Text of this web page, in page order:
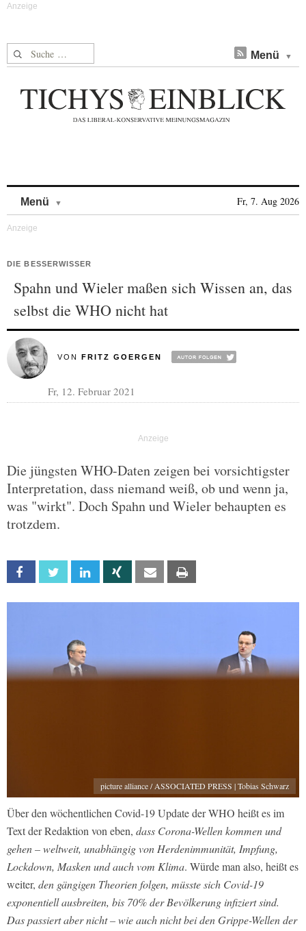
Suche nach: Menü
Menü Fr, 7. Aug 2026
DIE BESSERWISSER
Spahn und Wieler maßen sich Wissen an, das
selbst die WHO nicht hat
VON FRITZ GOERGEN
Fr, 12. Februar 2021
Die jüngsten WHO-Daten zeigen bei vorsichtigster
Interpretation, dass niemand weiß, ob und wenn ja,
was "wirkt". Doch Spahn und Wieler behaupten es
trotzdem.
Facebook Twitter Linkedin Xing Email
picture alliance / ASSOCIATED PRESS | Tobias Schwarz
Über den wöchentlichen Covid-19 Update der WHO heißt es im
Text der Redaktion von eben, dass Corona-Wellen kommen und
gehen – weltweit, unabhängig von Herdenimmunität, Impfung,
Lockdown, Masken und auch vom Klima. Würde man also, heißt es
weiter, den gängigen Theorien folgen, müsste sich Covid-19
exponentiell ausbreiten, bis 70% der Bevölkerung infiziert sind.
Das passiert aber nicht – wie auch nicht bei den Grippe-Wellen der